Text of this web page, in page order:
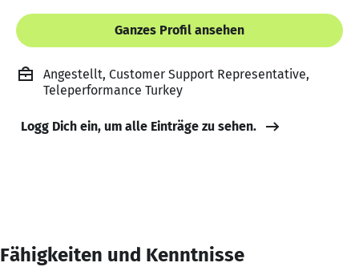
Ganzes Profil ansehen
Angestellt, Customer Support Representative,
Teleperformance Turkey
Logg Dich ein, um alle Einträge zu sehen.
Fähigkeiten und Kenntnisse